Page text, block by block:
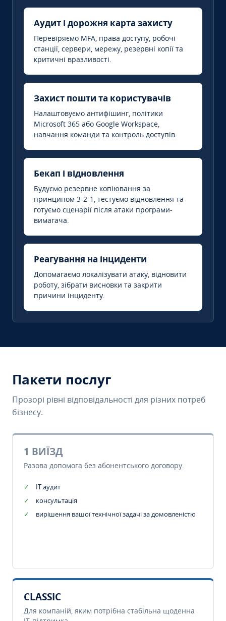
Аудит і дорожня карта захисту
Перевіряємо MFA, права доступу, робочі
станції, сервери, мережу, резервні копії та
критичні вразливості.
Захист пошти та користувачів
Налаштовуємо антифішинг, політики
Microsoft 365 або Google Workspace,
навчання команди та контроль доступів.
Бекап і відновлення
Будуємо резервне копіювання за
принципом 3-2-1, тестуємо відновлення та
готуємо сценарії після атаки програми-
вимагача.
Реагування на інциденти
Допомагаємо локалізувати атаку, відновити
роботу, зібрати висновки та закрити
причини інциденту.
Пакети послуг
Прозорі рівні відповідальності для різних потреб
бізнесу.
1 ВИЇЗД
Разова допомога без абонентського договору.
IT аудит
консультація
вирішення вашої технічної задачі за домовленістю
CLASSIC
Для компаній, яким потрібна стабільна щоденна